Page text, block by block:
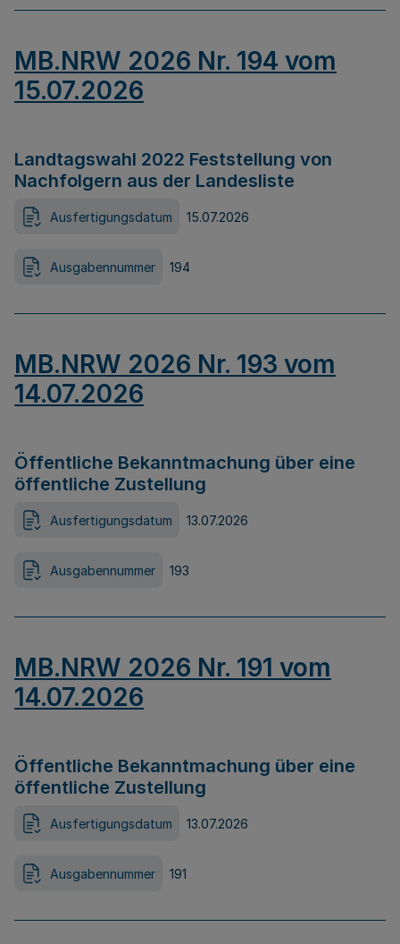
MB.NRW 2026 Nr. 194 vom
15.07.2026
Landtagswahl 2022 Feststellung von
Nachfolgern aus der Landesliste
Ausfertigungsdatum 15.07.2026
Ausgabennummer 194
MB.NRW 2026 Nr. 193 vom
14.07.2026
Öffentliche Bekanntmachung über eine
öffentliche Zustellung
Ausfertigungsdatum 13.07.2026
Ausgabennummer 193
MB.NRW 2026 Nr. 191 vom
14.07.2026
Öffentliche Bekanntmachung über eine
öffentliche Zustellung
Ausfertigungsdatum 13.07.2026
Ausgabennummer 191